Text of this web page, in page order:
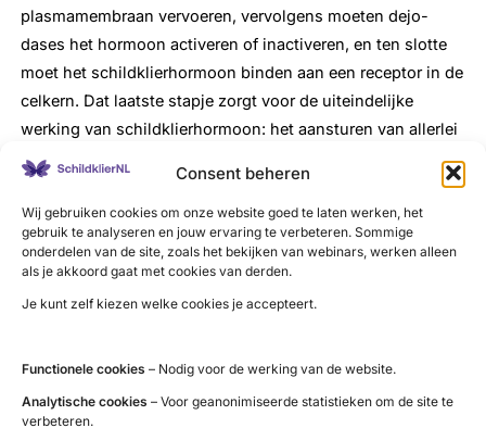
Consent beheren
Wij gebruiken cookies om onze website goed te laten werken, het
gebruik te analyseren en jouw ervaring te verbeteren. Sommige
onderdelen van de site, zoals het bekijken van webinars, werken alleen
als je akkoord gaat met cookies van derden.
Je kunt zelf kiezen welke cookies je accepteert.
Functionele cookies – Nodig voor de werking van de website.
Analytische cookies – Voor geanonimiseerde statistieken om de site te
verbeteren.
plasmamembraan vervoeren, vervolgens moeten dejo-
dases het hormoon activeren of inactiveren, en ten slotte
moet het schildklierhormoon binden aan een receptor in de
celkern. Dat laatste stapje zorgt voor de uiteindelijke
werking van schildklierhormoon: het aansturen van allerlei
genen.’ Bij al deze stappen kan er iets misgaan, maar in
zijn Vidi-onderzoek concentreert Visser zich op de
schildklierhormoonreceptor. ‘En dan met name in de
hersenen’, voegt hij toe. ‘We weten dat schildklierhormoon
essentieel is voor een normale hersenontwikkeling: een
kind dat zonder schildklier geboren wordt, zal zonder
brein bij volwassenen is schildklierhormoon heel
belangrijk.’